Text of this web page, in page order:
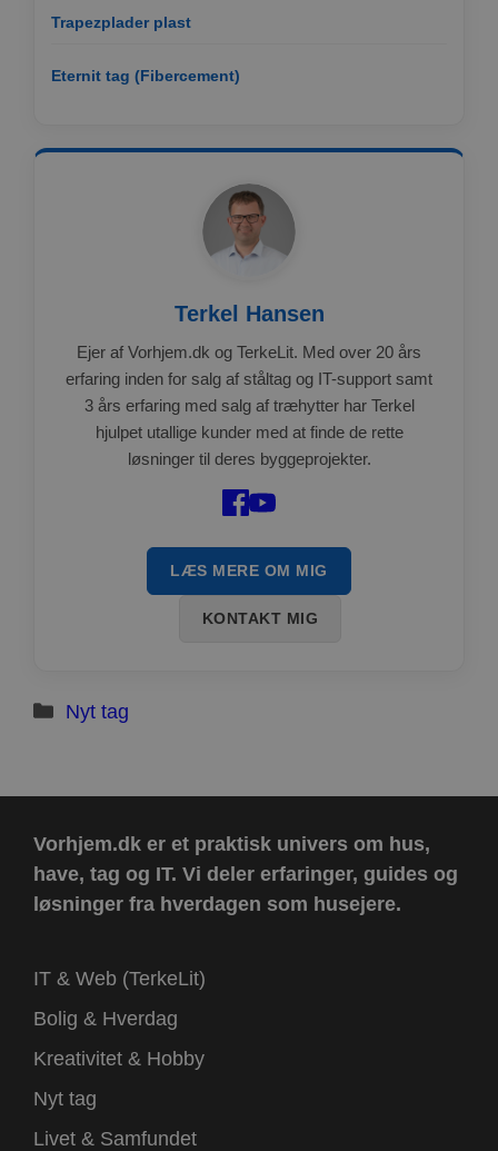
Trapezplader plast
Eternit tag (Fibercement)
Terkel Hansen
Ejer af Vorhjem.dk og TerkeLit. Med over 20 års
erfaring inden for salg af ståltag og IT-support samt
3 års erfaring med salg af træhytter har Terkel
hjulpet utallige kunder med at finde de rette
løsninger til deres byggeprojekter.
LÆS MERE OM MIG
KONTAKT MIG
Kategorier
Nyt tag
Vorhjem.dk er et praktisk univers om hus,
have, tag og IT. Vi deler erfaringer, guides og
løsninger fra hverdagen som husejere.
IT & Web (TerkeLit)
Bolig & Hverdag
Kreativitet & Hobby
Nyt tag
Livet & Samfundet
apbct_page_hits
ct_checked_emails
Lokal lagring
apbct_existing_visitor
Lokal lagring
ct_pointer_data
ct_ps_timestamp
Lokal lagring
apbct_headless
Lokal lagring
ct_mouse_moved
Lokal lagring